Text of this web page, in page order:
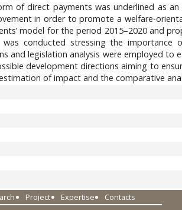
of direct payments was underlined as
in order to promote a welfare-
model for the period 2015–2020 and
conducted stressing the
and legislation analysis were employed to
development directions aiming to
of impact and the comparative
Project Expertise
Contacts